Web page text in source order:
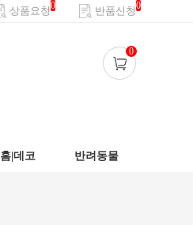
상품요청0 반품신청0
0
홈|데코 반려동물